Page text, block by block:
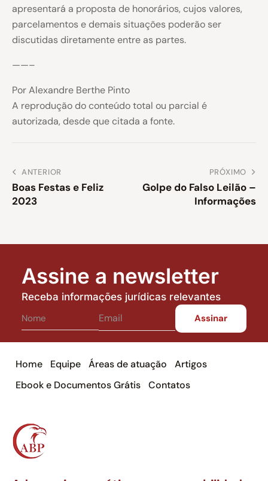
apresentará a proposta de honorários, cujos valores,
parcelamentos e demais situações poderão ser
discutidas diretamente entre as partes.
——–
Por Alexandre Berthe Pinto
A reprodução do conteúdo total ou parcial é
autorizada, desde que citada a fonte.
ANTERIOR
Boas Festas e Feliz
2023
PRÓXIMO
Golpe do Falso Leilão –
Informações
Assine a newsletter
Receba informações jurídicas relevantes
Home Equipe Áreas de atuação
Artigos
Ebook e Documentos Grátis
Contatos